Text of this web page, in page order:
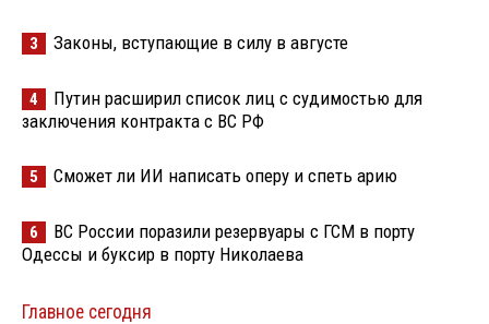
3 Законы, вступающие в силу в августе
4
Путин расширил список лиц с судимостью для
заключения контракта с ВС РФ
5 Сможет ли ИИ написать оперу и спеть арию
6
ВС России поразили резервуары с ГСМ в порту
Одессы и буксир в порту Николаева
Главное сегодня